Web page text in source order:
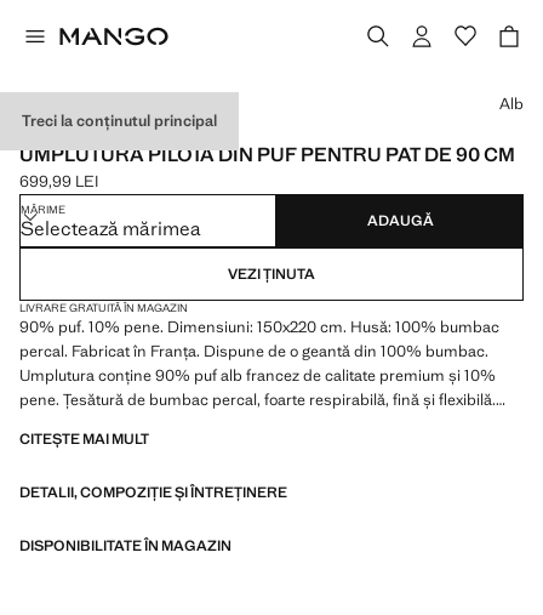
Treci la conținutul principal
PREMIUM / MADE IN EUROPE
UMPLUTURĂ PILOTĂ DIN PUF PENTRU PAT DE 90 CM
Preț actual [699,99 LEI ]
699,99 LEI
Selectează o culoare
Alb
MĂRIME
Selectează mărimea ADAUGĂ
VEZI ȚINUTA
LIVRARE GRATUITĂ ÎN MAGAZIN
90% puf. 10% pene. Dimensiuni: 150x220 cm. Husă: 100% bumbac
percal. Fabricat în Franța. Dispune de o geantă din 100% bumbac.
Umplutura conține 90% puf alb francez de calitate premium și 10%
pene. Țesătură de bumbac percal, foarte respirabilă, fină și flexibilă.
că puful și penele utilizate sunt de origine etică. Disponibil în mai multe
CITEȘTE MAI MULT
DETALII, COMPOZIȚIE ȘI ÎNTREȚINERE
DISPONIBILITATE ÎN MAGAZIN